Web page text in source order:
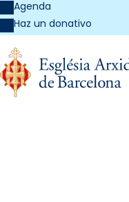
Agenda
Haz un donativo